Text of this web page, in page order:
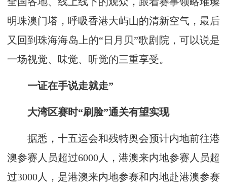
明珠澳门塔，呼吸香港大屿山的清新空气，最后
又回到珠海海岛上的“日月贝”歌剧院，可以说是
一场视觉、味觉、听觉的三重享受。
一证在手说走就走”
大湾区赛时“刷脸”通关有望实现
据悉，十五运会和残特奥会预计内地前往港
澳参赛人员超过6000人，港澳来内地参赛人员超
过3000人，是港澳来内地参赛和内地赴港澳参赛